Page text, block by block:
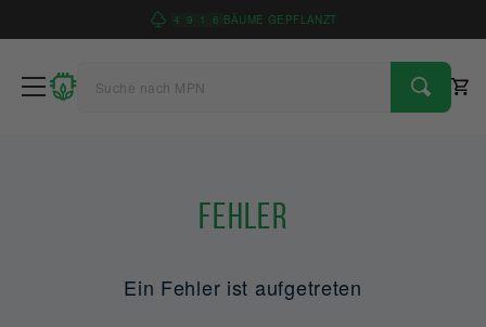
4 9 1 6 BÄUME GEPFLANZT
Fehler
Ein Fehler ist aufgetreten